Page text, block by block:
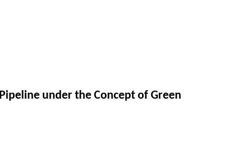
under the Concept of Green